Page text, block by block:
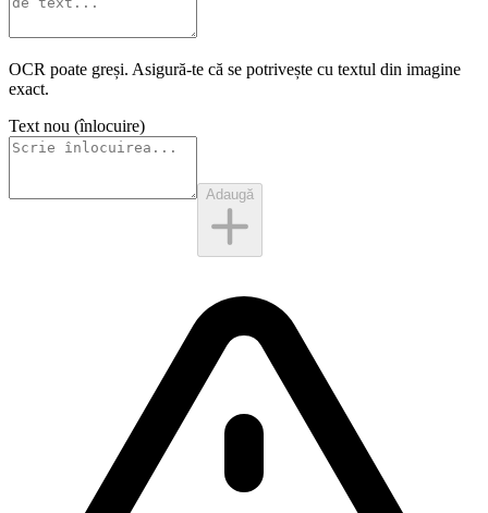
OCR poate greși. Asigură-te că se potrivește cu textul din imagine
exact.
Text nou (înlocuire)
Adaugă